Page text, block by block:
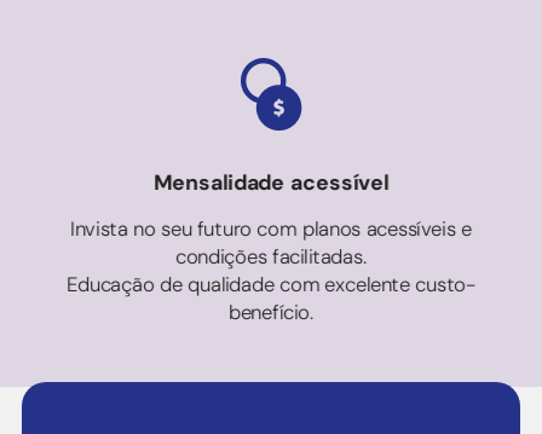
Mensalidade acessível
Invista no seu futuro com planos acessíveis e
condições facilitadas.
Educação de qualidade com excelente custo-
benefício.